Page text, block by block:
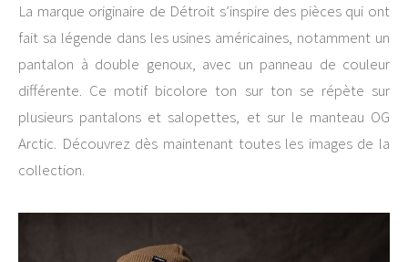
La marque originaire de Détroit s’inspire des pièces qui ont
fait sa légende dans les usines américaines, notamment un
pantalon à double genoux, avec un panneau de couleur
différente. Ce motif bicolore ton sur ton se répète sur
plusieurs pantalons et salopettes, et sur le manteau OG
Arctic. Découvrez dès maintenant toutes les images de la
collection.